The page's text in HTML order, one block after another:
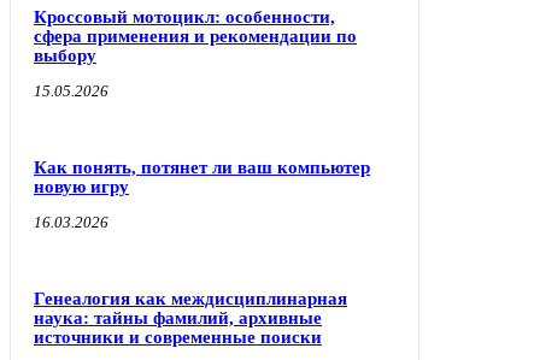
Кроссовый мотоцикл: особенности,
сфера применения и рекомендации по
выбору
15.05.2026
Как понять, потянет ли ваш компьютер
новую игру
16.03.2026
Генеалогия как междисциплинарная
наука: тайны фамилий, архивные
источники и современные поиски